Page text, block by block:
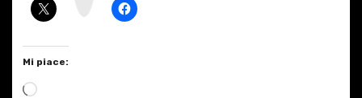
Mi piace:
C